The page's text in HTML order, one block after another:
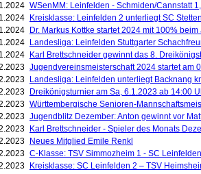
WSenMM: Leinfelden - Schmiden/Cannstatt
Kreisklasse: Leinfelden 2 unterliegt SC
Dr. Markus Kottke startet 2024 mit 100%
Landesliga: Leinfelden Stuttgarter
Karl Brettschneider gewinnt das 8.
Jugendvereinsmeisterschaft 2024 startet am
Landesliga: Leinfelden unterliegt Backnang
Dreikönigsturnier am Sa, 6.1.2023 ab 14:00
Württembergische Senioren-
Jugendblitz Dezember: Anton gewinnt vor
Karl Brettschneider - Spieler des Monats
Neues Mitglied Emile Renkl
C-Klasse: TSV Simmozheim 1 - SC
Kreisklasse: SC Leinfelden 2 – TSV